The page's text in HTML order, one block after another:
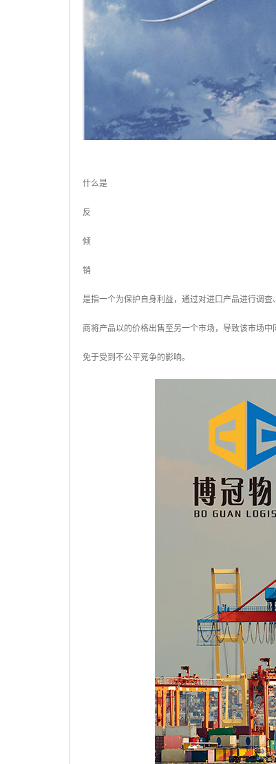
什么是
反
倾
销
是指一个为保护自身利益，通过对进口产品进行调
商将产品以的价格出售至另一个市场，导致该市场
免于受到不公平竞争的影响。